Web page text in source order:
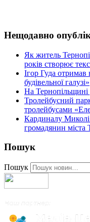
Нещодавно
Як житель
років створює
Ігор Гуда отримав
будівельної галузі»
На Тернопільщині
Тролейбусний
тролейбусами
Кардиналу
громадянин міста
Пошук
Пошук